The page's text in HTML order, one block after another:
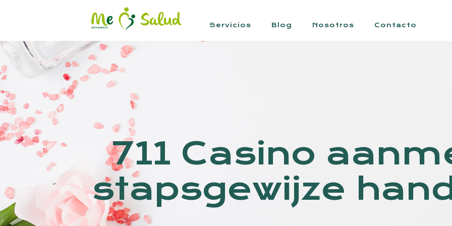
Servicios Blog Nosotros Contacto
711 Casino
stapsgewijze